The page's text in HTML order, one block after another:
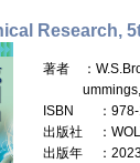
Research,
著者
：
ISBN
：
出版社
：
出版年
：